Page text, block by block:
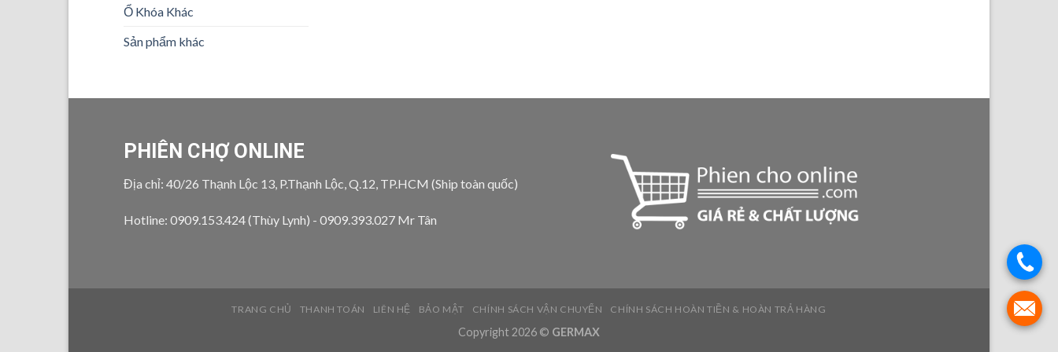
Ổ Khóa Khác
Sản phẩm khác
PHIÊN CHỢ ONLINE
Địa chỉ: 40/26 Thạnh Lộc 13, P.Thạnh Lộc, Q.12, TP.HCM (Ship toàn quốc)
Hotline: 0909.153.424 (Thùy Lynh) - 0909.393.027 Mr Tân
TRANG CHỦ THANH TOÁN LIÊN HỆ BẢO MẬT CHÍNH SÁCH VẬN CHUYỂN CHÍNH SÁCH HOÀN TIỀN & HOÀN TRẢ HÀNG
Copyright 2026 © GERMAX